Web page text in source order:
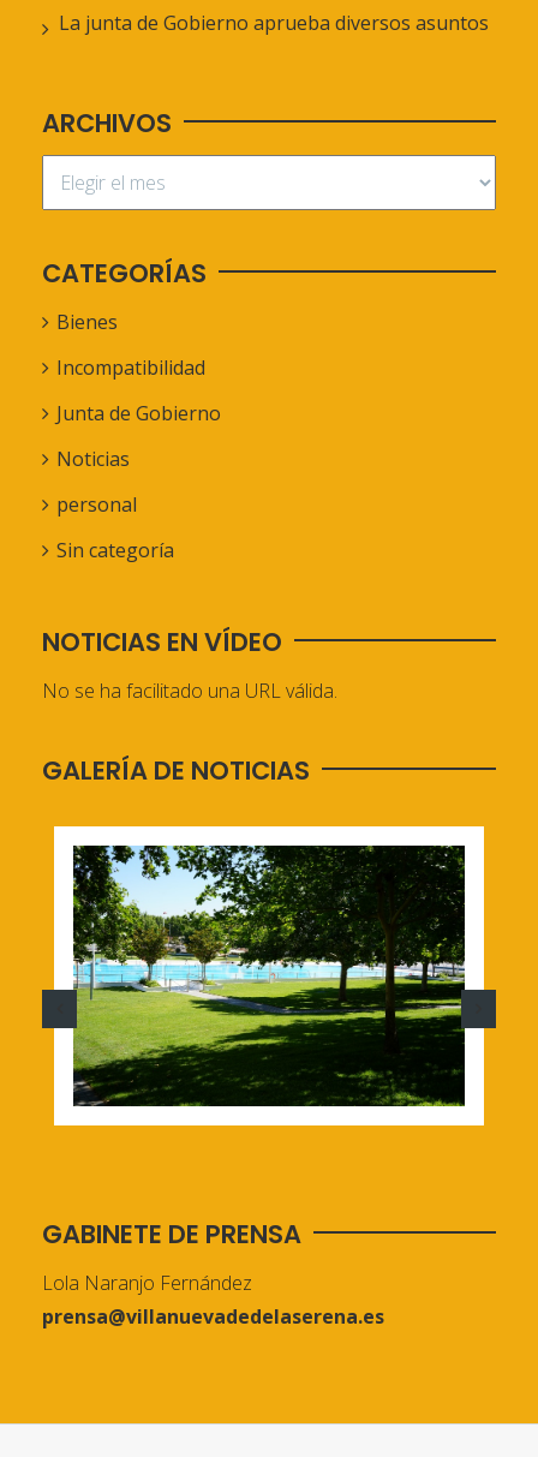
La junta de Gobierno aprueba diversos asuntos
ARCHIVOS
CATEGORÍAS
Bienes
Incompatibilidad
Junta de Gobierno
Noticias
personal
Sin categoría
NOTICIAS EN VÍDEO
No se ha facilitado una URL válida.
GALERÍA DE NOTICIAS
GABINETE DE PRENSA
Lola Naranjo Fernández
prensa@villanuevadedelaserena.es